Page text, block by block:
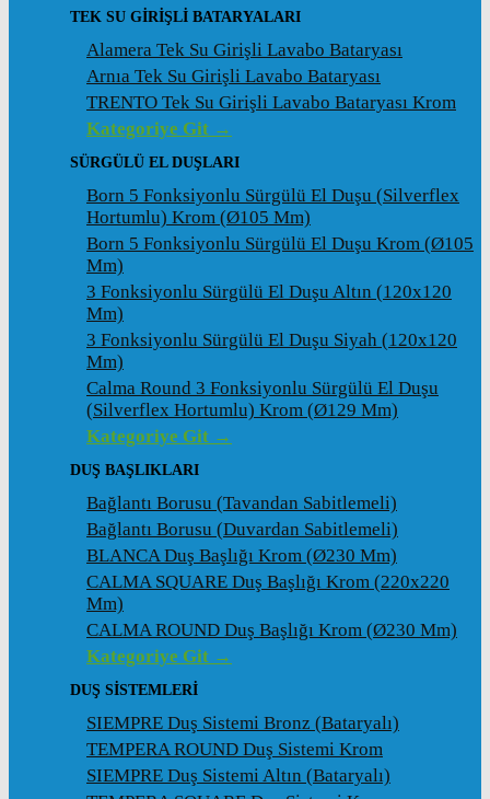
TEK SU GİRİŞLİ BATARYALARI
Alamera Tek Su Girişli Lavabo Bataryası
Arnıa Tek Su Girişli Lavabo Bataryası
TRENTO Tek Su Girişli Lavabo Bataryası Krom
Kategoriye Git →
SÜRGÜLÜ EL DUŞLARI
Born 5 Fonksiyonlu Sürgülü El Duşu (Silverflex
Hortumlu) Krom (ø105 Mm)
Born 5 Fonksiyonlu Sürgülü El Duşu Krom (ø105
Mm)
3 Fonksiyonlu Sürgülü El Duşu Altın (120x120
Mm)
3 Fonksiyonlu Sürgülü El Duşu Siyah (120x120
Mm)
Calma Round 3 Fonksiyonlu Sürgülü El Duşu
(Silverflex Hortumlu) Krom (ø129 Mm)
Kategoriye Git →
DUŞ BAŞLIKLARI
Bağlantı Borusu (Tavandan Sabitlemeli)
Bağlantı Borusu (Duvardan Sabitlemeli)
BLANCA Duş Başlığı Krom (ø230 Mm)
CALMA SQUARE Duş Başlığı Krom (220x220
Mm)
CALMA ROUND Duş Başlığı Krom (ø230 Mm)
Kategoriye Git →
DUŞ SİSTEMLERİ
SIEMPRE Duş Sistemi Bronz (Bataryalı)
TEMPERA ROUND Duş Sistemi Krom
SIEMPRE Duş Sistemi Altın (Bataryalı)